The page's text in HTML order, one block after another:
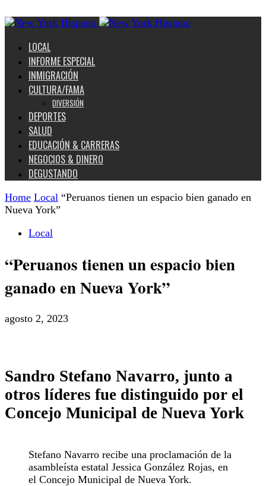
LOCAL
INFORME ESPECIAL
INMIGRACIÓN
CULTURA/FAMA
DIVERSIÓN
DEPORTES
SALUD
EDUCACIÓN & CARRERAS
NEGOCIOS & DINERO
DEGUSTANDO
Home Local “Peruanos tienen un espacio bien ganado en
Nueva York”
Local
“Peruanos tienen un espacio bien
ganado en Nueva York”
agosto 2, 2023
Sandro Stefano Navarro, junto a
otros líderes fue distinguido por el
Concejo Municipal de Nueva York
Stefano Navarro recibe una proclamación de la
asambleísta estatal Jessica González Rojas, en
el Concejo Municipal de Nueva York.